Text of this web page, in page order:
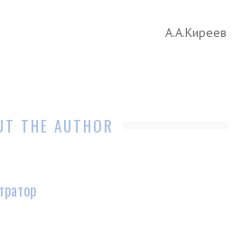
Сити» А.А.Киреев
THE AUTHOR